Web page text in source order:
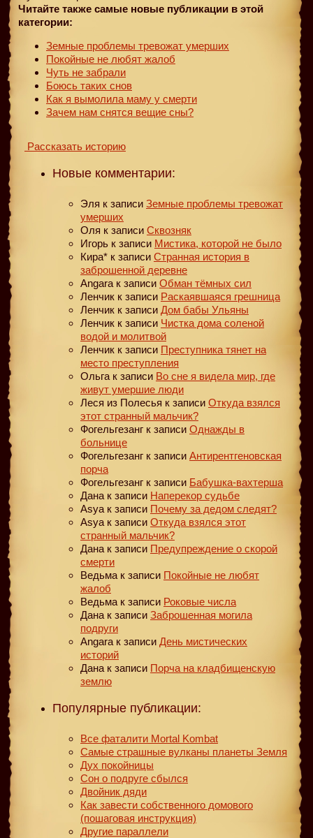
Читайте также самые новые публикации в этой
категории:
Земные проблемы тревожат умерших
Покойные не любят жалоб
Чуть не забрали
Боюсь таких снов
Как я вымолила маму у смерти
Зачем нам снятся вещие сны?
Рассказать историю
Новые комментарии:
Эля к записи Земные проблемы тревожат
умерших
Оля к записи Сквозняк
Игорь к записи Мистика, которой не было
Кира* к записи Странная история в
заброшенной деревне
Angara к записи Обман тёмных сил
Ленчик к записи Раскаявшаяся грешница
Ленчик к записи Дом бабы Ульяны
Ленчик к записи Чистка дома соленой
водой и молитвой
Ленчик к записи Преступника тянет на
место преступления
Ольга к записи Во сне я видела мир, где
живут умершие люди
Леся из Полесья к записи Откуда взялся
этот странный мальчик?
Фогельгезанг к записи Однажды в
больнице
Фогельгезанг к записи Антирентгеновская
порча
Фогельгезанг к записи Бабушка-вахтерша
Дана к записи Наперекор судьбе
Asya к записи Почему за дедом следят?
Asya к записи Откуда взялся этот
странный мальчик?
Дана к записи Предупреждение о скорой
смерти
Ведьма к записи Покойные не любят
жалоб
Ведьма к записи Роковые числа
Дана к записи Заброшенная могила
подруги
Angara к записи День мистических
историй
Дана к записи Порча на кладбищенскую
землю
Популярные публикации:
Все фаталити Mortal Kombat
Самые страшные вулканы планеты Земля
Дух покойницы
Сон о подруге сбылся
Двойник дяди
Как завести собственного домового
(пошаговая инструкция)
Другие параллели